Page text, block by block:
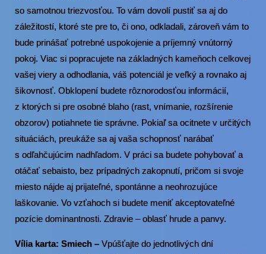
so samotnou triezvosťou. To vám dovolí pustiť sa aj do
záležitostí, ktoré ste pre to, či ono, odkladali, zároveň vám to
bude prinášať potrebné uspokojenie a príjemný vnútorný
pokoj. Viac si popracujete na základných kameňoch celkovej
vašej viery a odhodlania, váš potenciál je veľký a rovnako aj
šikovnosť. Obklopení budete rôznorodosťou informácií,
z ktorých si pre osobné blaho (rast, vnímanie, rozšírenie
obzorov) potiahnete tie správne. Pokiaľ sa ocitnete v určitých
situáciách, preukáže sa aj vaša schopnosť narábať
s odľahčujúcim nadhľadom. V práci sa budete pohybovať a
otáčať sebaisto, bez prípadných zakopnutí, pričom si svoje
miesto nájde aj prijateľné, spontánne a neohrozujúce
laškovanie. Vo vzťahoch si budete meniť akceptovateľné
pozície dominantnosti. Zdravie – oblasť hrude a panvy.
Vília karta: Smiech – Vpúšťajte do jednotlivých dní